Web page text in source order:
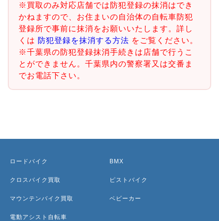
※買取のみ対応店舗では防犯登録の抹消はでき
かねますので、お住まいの自治体の自転車防犯
登録所で事前に抹消をお願いいたします。詳し
くは 防犯登録を抹消する方法 をご覧ください。
※千葉県の防犯登録抹消手続きは店舗で行うこ
とができません。千葉県内の警察署又は交番ま
でお電話下さい。
ロードバイク
クロスバイク買取
マウンテンバイク買取
電動アシスト自転車
BMX
ピストバイク
ベビーカー